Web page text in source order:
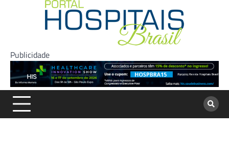
Publicidade